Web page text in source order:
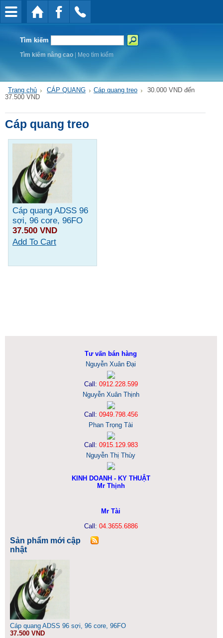
Tìm kiếm
Tìm kiếm nâng cao| Mẹo tìm kiếm
Trang chủ CÁP QUANG Cáp quang treo
30.000 VND đến
37.500 VND
Cáp quang treo
Cáp quang ADSS 96
sợi, 96 core, 96FO
37.500 VND
Add To Cart
Tư vấn bán hàng
Nguyễn Xuân Đại
Call: 0912.228.599
Nguyễn Xuân Thịnh
Call: 0949.798.456
Phan Trọng Tài
Call: 0915.129.983
Nguyễn Thị Thùy
KINH DOANH - KY THUẬT
Mr Thịnh
Mr Tài
Call: 04.3655.6886
Sản phẩm mới cập
nhật
Cáp quang ADSS 96 sợi, 96 core, 96FO
37.500 VND